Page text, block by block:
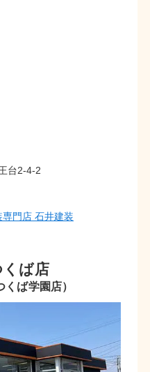
台2-4-2
門店 石井建装
くば店
くば学園店）